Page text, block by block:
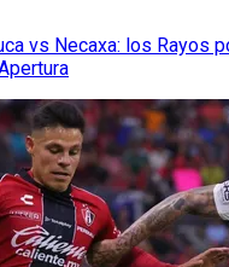
vs Necaxa: los Rayos